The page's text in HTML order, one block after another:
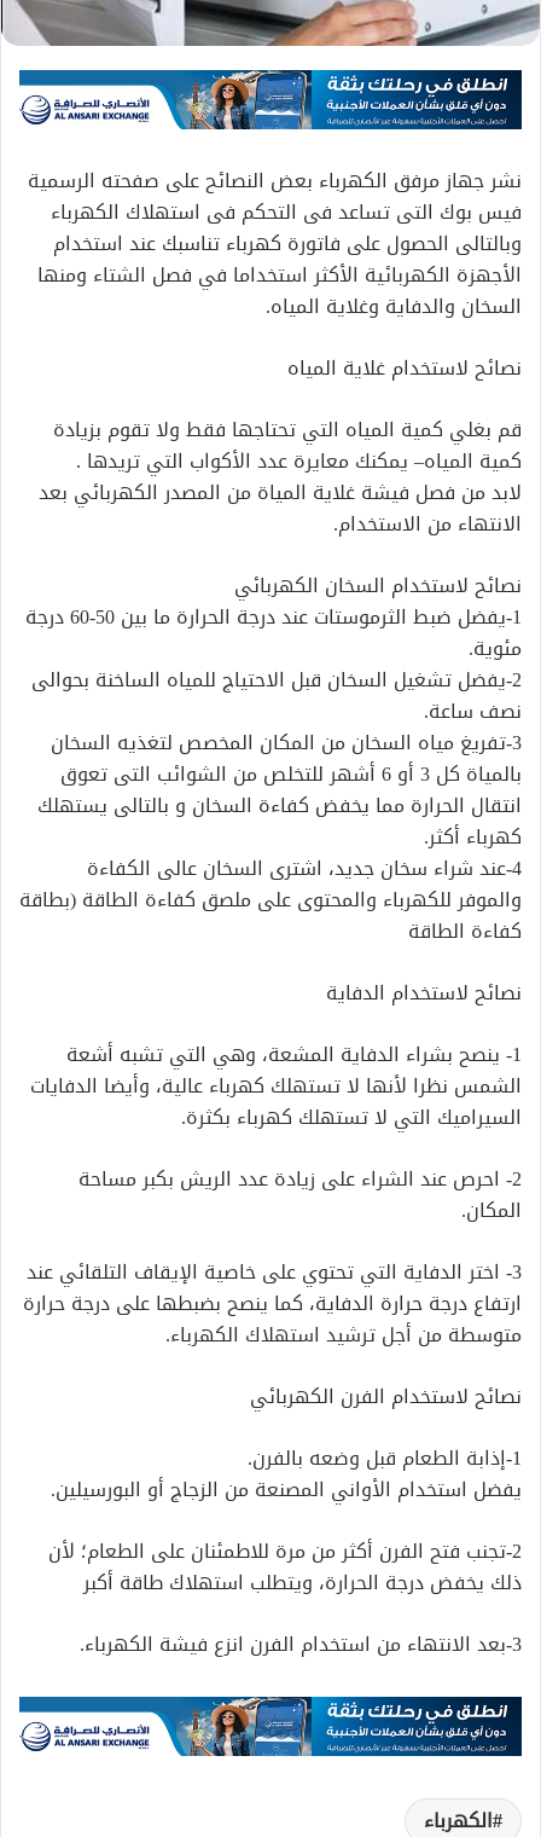
نشر جهاز مرفق الكهرباء بعض النصائح على صفحته الرسمية
فيس بوك التى تساعد فى التحكم فى استهلاك الكهرباء
وبالتالى الحصول على فاتورة كهرباء تناسبك عند استخدام
الأجهزة الكهربائية الأكثر استخداما في فصل الشتاء ومنها
السخان والدفاية وغلاية المياه.
نصائح لاستخدام غلاية المياه
قم بغلي كمية المياه التي تحتاجها فقط ولا تقوم بزيادة
كمية المياه– يمكنك معايرة عدد الأكواب التي تريدها .
لابد من فصل فيشة غلاية المياة من المصدر الكهربائي بعد
الانتهاء من الاستخدام.
نصائح لاستخدام السخان الكهربائي
1-يفضل ضبط الثرموستات عند درجة الحرارة ما بين 50-60 درجة
مئوية.
2-يفضل تشغيل السخان قبل الاحتياج للمياه الساخنة بحوالى
نصف ساعة.
3-تفريغ مياه السخان من المكان المخصص لتغذيه السخان
بالمياة كل 3 أو 6 أشهر للتخلص من الشوائب التى تعوق
انتقال الحرارة مما يخفض كفاءة السخان و بالتالى يستهلك
كهرباء أكثر.
4-عند شراء سخان جديد، اشترى السخان عالى الكفاءة
والموفر للكهرباء والمحتوى على ملصق كفاءة الطاقة (بطاقة
كفاءة الطاقة
نصائح لاستخدام الدفاية
1- ينصح بشراء الدفاية المشعة، وهي التي تشبه أشعة
الشمس نظرا لأنها لا تستهلك كهرباء عالية، وأيضا الدفايات
السيراميك التي لا تستهلك كهرباء بكثرة.
2- احرص عند الشراء على زيادة عدد الريش بكبر مساحة
المكان.
3- اختر الدفاية التي تحتوي على خاصية الإيقاف التلقائي عند
ارتفاع درجة حرارة الدفاية، كما ينصح بضبطها على درجة حرارة
متوسطة من أجل ترشيد استهلاك الكهرباء.
نصائح لاستخدام الفرن الكهربائي
1-إذابة الطعام قبل وضعه بالفرن.
يفضل استخدام الأواني المصنعة من الزجاج أو البورسيلين.
2-تجنب فتح الفرن أكثر من مرة للاطمئنان على الطعام؛ لأن
ذلك يخفض درجة الحرارة، ويتطلب استهلاك طاقة أكبر
3-بعد الانتهاء من استخدام الفرن انزع فيشة الكهرباء.
الكهرباء